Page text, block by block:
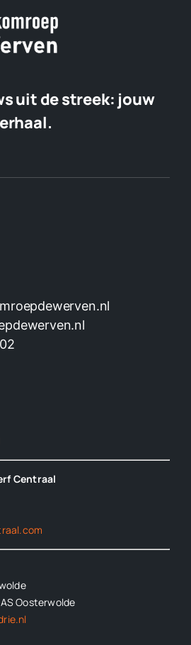
uit de streek: jouw
Centraal
Oosterwolde